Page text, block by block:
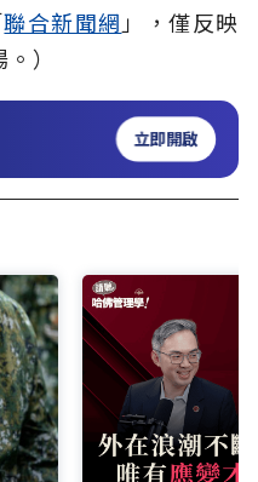
聯合新聞網 」，僅反映
）
立即開啟